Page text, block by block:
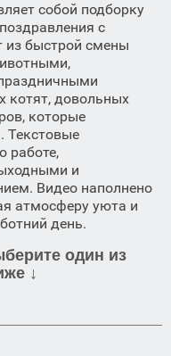
собой подборку
с
из быстрой смены
котят, довольных
которые
Текстовые
работе,
и
Видео наполнено
атмосферу уюта и
день.
один из
↓